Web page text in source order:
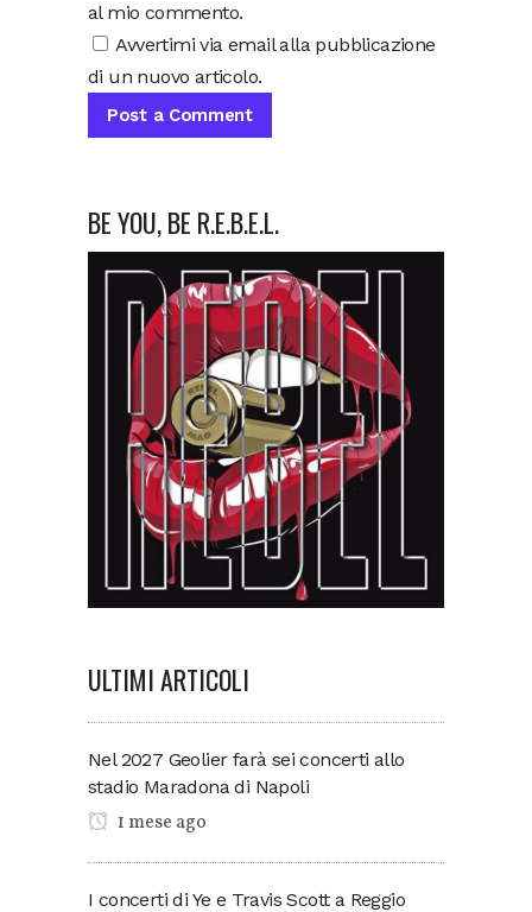
al mio commento.
Avvertimi via email alla pubblicazione
di un nuovo articolo.
BE YOU, BE R.E.B.E.L.
ULTIMI ARTICOLI
Nel 2027 Geolier farà sei concerti allo
stadio Maradona di Napoli
1 mese ago
I concerti di Ye e Travis Scott a Reggio